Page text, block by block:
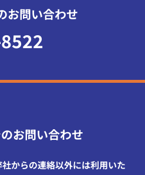
お問い合わせ
お問い合わせ
からの連絡以外には利用いた